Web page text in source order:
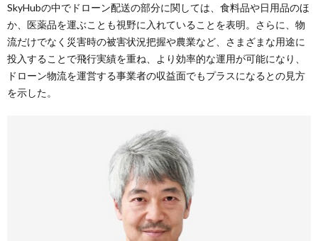
SkyHubの中でドローン配送の部分に関しては、食料品や日用品のほ
か、医薬品を運ぶことも視野に入れていることを表明。さらに、物
流だけでなく災害時の被害状況把握や農業など、さまざまな用途に
投入することで飛行実績を重ね、より効率的な運用が可能になり、
ドローン物流を運営する事業者の収益面でもプラスになるとの見方
を示した。